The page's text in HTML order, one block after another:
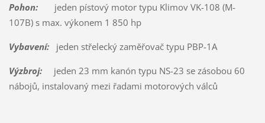
Pohon:jeden pístový motor typu Klimov VK-108 (M-
107B) s max. výkonem 1 850 hp
Vybavení:jeden střelecký zaměřovač typu PBP-1A
Výzbroj:jeden 23 mm kanón typu NS-23 se zásobou 60
nábojů, instalovaný mezi řadami motorových válců